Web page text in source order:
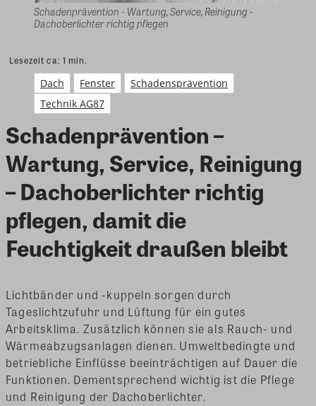
Schadenprävention - Wartung, Service, Reinigung -
Dachoberlichter richtig pflegen
Lesezeit ca: 1 min.
Dach Fenster
Schadensprävention
Technik AG87
Schadenprävention –
Wartung, Service, Reinigung
– Dachoberlichter richtig
pflegen, damit die
Feuchtigkeit draußen bleibt
Lichtbänder und -kuppeln sorgen durch
Tageslichtzufuhr und Lüftung für ein gutes
Arbeitsklima. Zusätzlich können sie als Rauch- und
Wärmeabzugsanlagen dienen. Umweltbedingte und
betriebliche Einflüsse beeinträchtigen auf Dauer die
Funktionen. Dementsprechend wichtig ist die Pflege
und Reinigung der Dachoberlichter.